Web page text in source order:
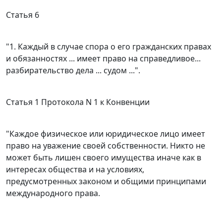
Статья 6
"1. Каждый в случае спора о его гражданских правах
и обязанностях ... имеет право на справедливое...
разбирательство дела ... судом ...".
Статья 1 Протокола N 1 к Конвенции
"Каждое физическое или юридическое лицо имеет
право на уважение своей собственности. Никто не
может быть лишен своего имущества иначе как в
интересах общества и на условиях,
предусмотренных законом и общими принципами
международного права.